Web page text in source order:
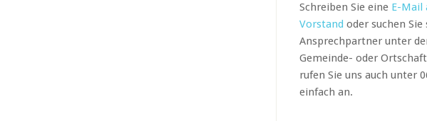
Schreiben Sie eine E-Mail
Vorstand oder suchen Sie
Ansprechpartner unter
Gemeinde- oder
rufen Sie uns auch unter
einfach an.